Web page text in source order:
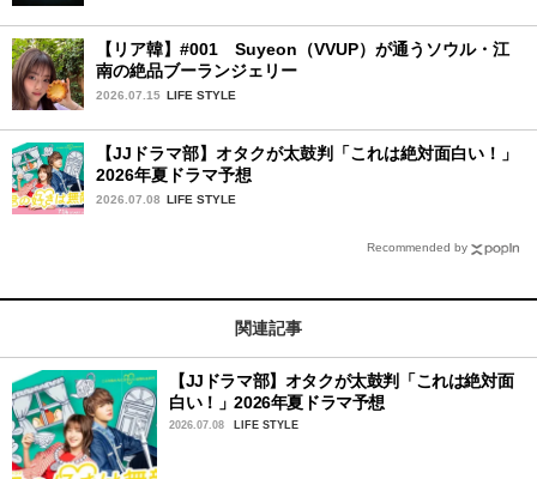
【リア韓】#001 Suyeon（VVUP）が通うソウル・江
南の絶品ブーランジェリー
2026.07.15 LIFE STYLE
【JJドラマ部】オタクが太鼓判「これは絶対面白い！」
2026年夏ドラマ予想
2026.07.08 LIFE STYLE
Recommended by
関連記事
【JJドラマ部】オタクが太鼓判「これは絶対面
白い！」2026年夏ドラマ予想
2026.07.08 LIFE STYLE